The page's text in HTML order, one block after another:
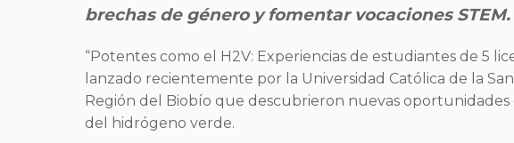
brechas de género y fomentar vocaciones STEM.
“Potentes como el H2V: Experiencias de estudiantes de 5
lanzado recientemente por la Universidad Católica de la
Región del Biobío que descubrieron nuevas
del hidrógeno verde.